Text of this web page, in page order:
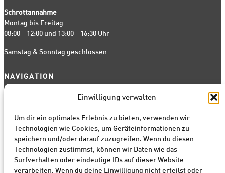
Einwilligung verwalten
Um dir ein optimales Erlebnis zu bieten, verwenden wir
Technologien wie Cookies, um Geräteinformationen zu
speichern und/oder darauf zuzugreifen. Wenn du diesen
Technologien zustimmst, können wir Daten wie das
Surfverhalten oder eindeutige IDs auf dieser Website
verarbeiten. Wenn du deine Einwilligung nicht erteilst oder
Schrottannahme
Montag bis Freitag
08:00 – 12:00 und 13:00 – 16:30 Uhr
Samstag & Sonntag geschlossen
NAVIGATION
Abschleppdienst
Schrottpreise
Ersatzteilanfrage
Kontakt